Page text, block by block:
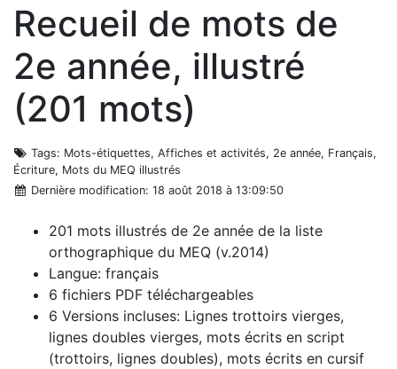
Recueil de mots de
2e année, illustré
(201 mots)
Tags: Mots-étiquettes, Affiches et activités, 2e année, Français,
Écriture, Mots du MEQ illustrés
Dernière modification: 18 août 2018 à 13:09:50
201 mots illustrés de 2e année de la liste
orthographique du MEQ (v.2014)
Langue: français
6 fichiers PDF téléchargeables
6 Versions incluses: Lignes trottoirs vierges,
lignes doubles vierges, mots écrits en script
(trottoirs, lignes doubles), mots écrits en cursif